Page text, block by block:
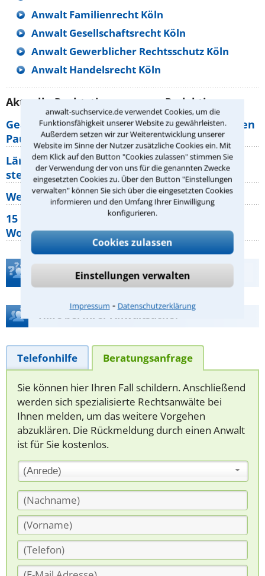
anwalt-suchservice.de verwendet Cookies, um die
Funktionsfähigkeit unserer Website zu gewährleisten.
Außerdem setzen wir zur Weiterentwicklung unserer
Website im Sinne der Nutzer zusätzliche Cookies ein. Mit
dem Klick auf den Button "Cookies zulassen" stimmen Sie
der Verwendung der von uns für die genannten Zwecke
eingesetzten Cookies zu. Über den Button "Einstellungen
verwalten" können Sie sich über die eingesetzten Cookies
informieren und den Umfang Ihrer Einwilligung
konfigurieren.
Cookies zulassen
Einstellungen verwalten
Impressum ⁃ Datenschutzerklärung
Anwalt Familienrecht Köln
Anwalt Gesellschaftsrecht Köln
Anwalt Gewerblicher Rechtsschutz Köln
Anwalt Handelsrecht Köln
Aktuelle Rechtstipps unserer Redaktion
Geänderte Abflugzeiten: Welche Rechte haben
Pauschalurlauber?
Lärm von den Nachbarn: Welche Rechte
stehen mir zu?
Wer muss Zweitwohnungssteuer zahlen?
15 elementare Rechte, die jeder
Wohnungseigentümer kennen sollte
Teste Dein Rechtswissen
Hilfe bei Ihrer Anwaltsuche?
Telefonhilfe Beratungsanfrage
Sie können hier Ihren Fall schildern. Anschließend
werden sich spezialisierte Rechtsanwälte bei
Ihnen melden, um das weitere Vorgehen
abzuklären. Die Rückmeldung durch einen Anwalt
ist für Sie kostenlos.
(Anrede)